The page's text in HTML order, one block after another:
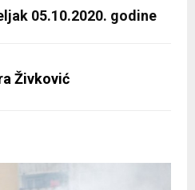
05.10.2020. godine
Živković